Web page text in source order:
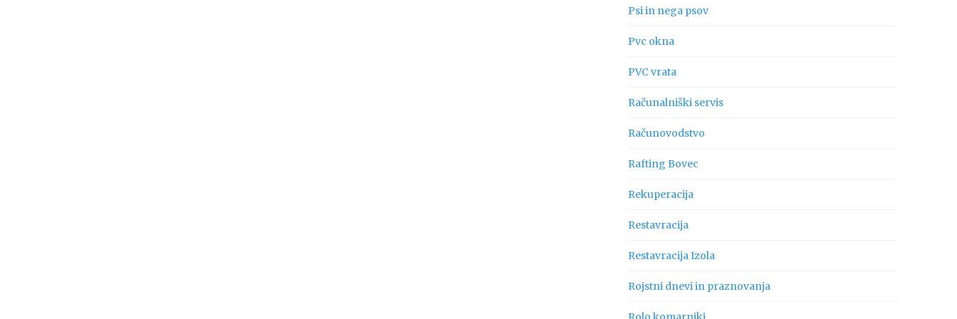
Psi in nega psov
Pvc okna
PVC vrata
Računalniški servis
Računovodstvo
Rafting Bovec
Rekuperacija
Restavracija
Restavracija Izola
Rojstni dnevi in praznovanja